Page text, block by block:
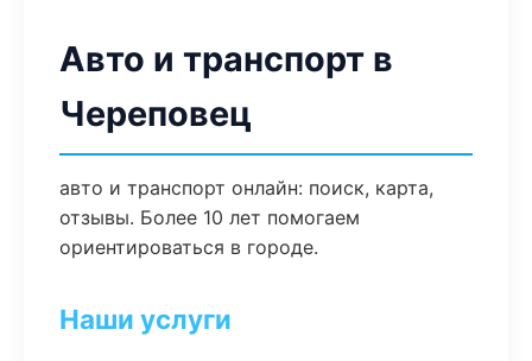
Авто и транспорт в
Череповец
авто и транспорт онлайн: поиск, карта,
отзывы. Более 10 лет помогаем
ориентироваться в городе.
Наши услуги